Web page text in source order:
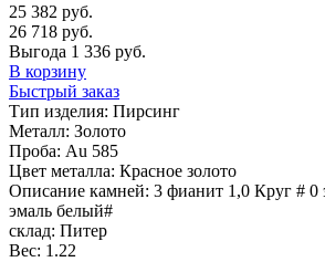
25 382 руб.
26 718 руб.
Выгода 1 336 руб.
В корзину
Быстрый заказ
Тип изделия: Пирсинг
Металл: Золото
Проба: Au 585
Цвет металла: Красное золото
Описание камней: 3 фианит 1,0 Круг # 0
эмаль белый#
склад: Питер
Вес: 1.22